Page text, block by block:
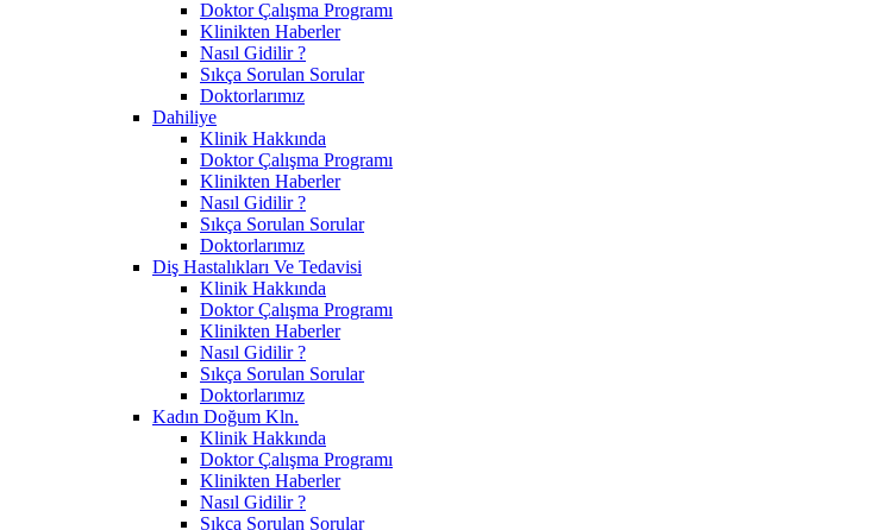
Doktor Çalışma Programı
Klinikten Haberler
Nasıl Gidilir ?
Sıkça Sorulan Sorular
Doktorlarımız
Dahiliye
Klinik Hakkında
Doktor Çalışma Programı
Klinikten Haberler
Nasıl Gidilir ?
Sıkça Sorulan Sorular
Doktorlarımız
Diş Hastalıkları Ve Tedavisi
Klinik Hakkında
Doktor Çalışma Programı
Klinikten Haberler
Nasıl Gidilir ?
Sıkça Sorulan Sorular
Doktorlarımız
Kadın Doğum Kln.
Klinik Hakkında
Doktor Çalışma Programı
Klinikten Haberler
Nasıl Gidilir ?
Sıkça Sorulan Sorular